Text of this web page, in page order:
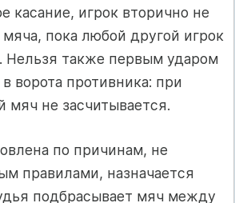
каса­ние, игрок вторично не
пока любой другой игрок
Нельзя также первым ударом
ворота противника: при
мяч не засчитывается.
по причинам, не
пра­вилами, назначается
подбрасывает мяч между